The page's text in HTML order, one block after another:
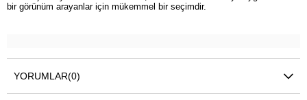
bir görünüm arayanlar için mükemmel bir seçimdir.
YORUMLAR(0)